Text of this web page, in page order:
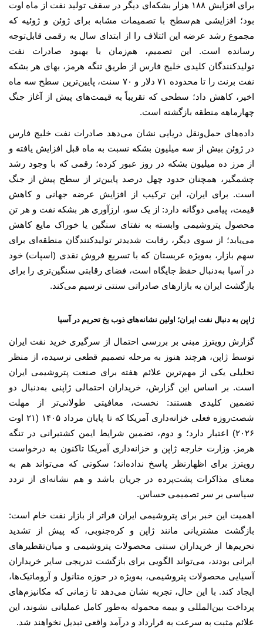
برای افزایش ۱۸۸ هزار بشکه‌ای دیگر در سقف تولید نفت از ماه اوت
بود؛ افزایشی هم‌سطح با تصمیمات مشابه برای ژوئن و ژوئیه که
مجموع رشد عرضه این ائتلاف را از ابتدای سال به رقمی قابل‌توجه
رسانده است. این تصمیم، هم‌زمان با بهبود صادرات نفت
تولیدکنندگان کلیدی خلیج فارس از طریق تنگه هرمز، بهای هر بشکه
نفت برنت را تا محدوده ۷۱ دلار و ۷۰ سنت، پایین‌ترین سطح سه ماه
اخیر، کاهش داد؛ سطحی که تقریباً به قیمت‌های پیش از آغاز جنگ
چهارماهه منطقه بازگشته است.
داده‌های حمل‌ونقل دریایی نشان می‌دهد صادرات نفت خلیج فارس
در ژوئن بیش از سه میلیون بشکه نسبت به ماه قبل افزایش یافته و
از مرز ده میلیون بشکه در روز عبور کرده؛ رقمی که با وجود رشد
چشمگیر، همچنان حدود چهل درصد پایین‌تر از سطح پیش از جنگ
است. برای ایران، این ترکیب از افزایش عرضه جهانی و کاهش
قیمت، پیامی دوگانه دارد: از یک سو، ارزآوری هر بشکه نفت و هر تن
محصول پتروشیمی وابسته به نفتای سنگین یا خوراک مایع کاهش
می‌یابد؛ از سوی دیگر، رقابت شدیدتر تولیدکنندگان منطقه‌ای برای
سهم بازار، به‌ویژه عربستان که با تسریع فروش نقدی (اسپات) خود
در آسیا به‌دنبال حفظ جایگاه است، فضای رقابتی سنگین‌تری را برای
بازگشت ایران به بازارهای صادراتی سنتی ترسیم می‌کند.
ژاپن به دنبال نفت ایران؛ اولین نشانه‌های ذوب یخ تحریم در آسیا
گزارش رویترز مبنی بر بررسی احتمال از سرگیری خرید نفت ایران
توسط ژاپن، هرچند هنوز به مرحله تصمیم قطعی نرسیده، از منظر
تحلیلی یکی از مهم‌ترین علائم هفته برای صنعت پتروشیمی ایران
است. بر اساس این گزارش، خریداران احتمالی ژاپنی به‌دنبال دو
تضمین کلیدی هستند: نخست، معافیتی طولانی‌تر از مهلت
شصت‌روزه فعلی خزانه‌داری آمریکا که تا پایان مرداد ۱۴۰۵ (۲۱ اوت
۲۰۲۶) اعتبار دارد؛ و دوم، تضمین شرایط ایمن کشتیرانی در تنگه
هرمز. وزارت خارجه ژاپن و خزانه‌داری آمریکا تاکنون به درخواست
رویترز برای اظهارنظر پاسخ نداده‌اند؛ سکوتی که می‌تواند هم به
معنای مذاکرات پشت‌پرده در جریان باشد و هم نشانه‌ای از تردد
سیاسی بر سر تصمیمی حساس.
اهمیت این خبر برای پتروشیمی ایران فراتر از بازار نفت خام است:
بازگشت مشتریانی مانند ژاپن و کره‌جنوبی، که پیش از تشدید
تحریم‌ها از خریداران سنتی محصولات پتروشیمی و میان‌تقطیرهای
ایرانی بودند، می‌تواند الگویی برای بازگشت تدریجی سایر خریداران
آسیایی محصولات پتروشیمی، به‌ویژه در حوزه متانول و آروماتیک‌ها،
ایجاد کند. با این حال، تجربه نشان می‌دهد تا زمانی که مکانیزم‌های
پرداخت بین‌المللی و بیمه محموله به‌طور کامل عملیاتی نشوند، این
علائم مثبت به سرعت به قرارداد و درآمد واقعی تبدیل نخواهند شد.